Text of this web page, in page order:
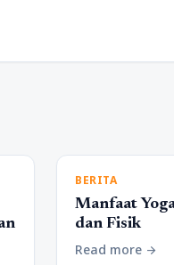
BERITA
Manfaat
dan Fisik
Read more arrow_forward